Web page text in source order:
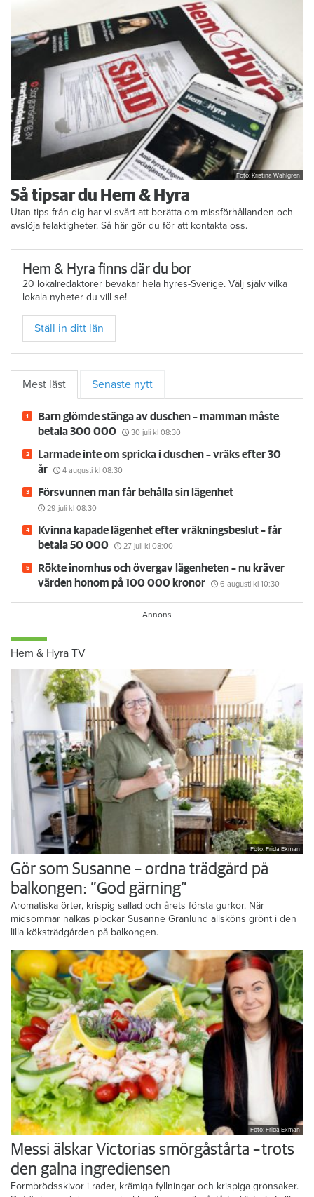
Foto: Kristina Wahlgren
Så tipsar du Hem & Hyra
Utan tips från dig har vi svårt att berätta om missförhållanden och
avslöja felaktigheter. Så här gör du för att kontakta oss.
Hem & Hyra finns där du bor
20 lokalredaktörer bevakar hela hyres-Sverige. Välj själv vilka
lokala nyheter du vill se!
Ställ in ditt län
Mest läst Senaste nytt
Barn glömde stänga av duschen – mamman måste
betala 300 000
30 juli kl 08:30
Larmade inte om spricka i duschen – vräks efter 30
år
4 augusti kl 08:30
Försvunnen man får behålla sin lägenhet
29 juli kl 08:30
Kvinna kapade lägenhet efter vräkningsbeslut – får
betala 50 000
27 juli kl 08:00
Rökte inomhus och övergav lägenheten – nu kräver
värden honom på 100 000 kronor
6 augusti kl 10:30
Hem & Hyra TV
Foto: Frida Ekman
Gör som Susanne – ordna trädgård på
balkongen: ”God gärning”
Aromatiska örter, krispig sallad och årets första gurkor. När
midsommar nalkas plockar Susanne Granlund allsköns grönt i den
lilla köksträdgården på balkongen.
Foto: Frida Ekman
Messi älskar Victorias smörgåstårta – trots
den galna ingrediensen
Formbrödsskivor i rader, krämiga fyllningar och krispiga grönsaker.